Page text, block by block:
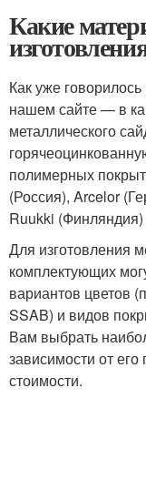
Какие
Как уже
нашем сайте — в
металлического
полимерных
(Россия), Arcelor
Ruukki
Для изготовления
комплектующих
вариантов цветов
SSAB) и видов
Вам выбрать
зависимости от его
стоимости.